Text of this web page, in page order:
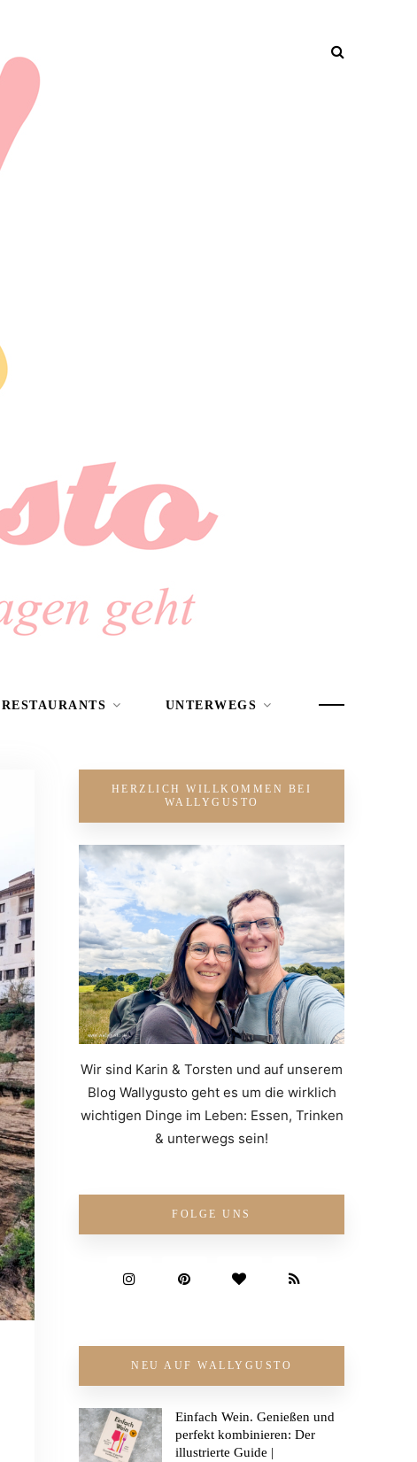
RESTAURANTS UNTERWEGS
HERZLICH WILLKOMMEN BEI
WALLYGUSTO
Wir sind Karin & Torsten und auf unserem
Blog Wallygusto geht es um die wirklich
wichtigen Dinge im Leben: Essen, Trinken
& unterwegs sein!
FOLGE UNS
NEU AUF WALLYGUSTO
Einfach Wein. Genießen und
perfekt kombinieren: Der
illustrierte Guide |